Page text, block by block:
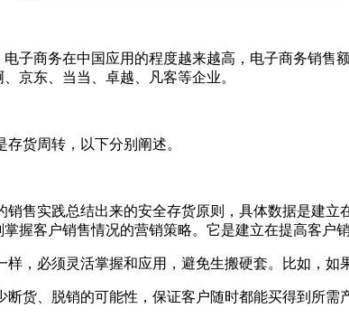
商务在中国应用的程度越来越高，电子商务销售
京东、当当、卓越、凡客等企业。
货周转，以下分别阐述。
实践总结出来的安全存货原则，具体数据是建立
握客户销售情况的营销策略。它是建立在提高客户
必须灵活掌握和应用，避免生搬硬套。比如，如
、脱销的可能性，保证客户随时都能买得到所需